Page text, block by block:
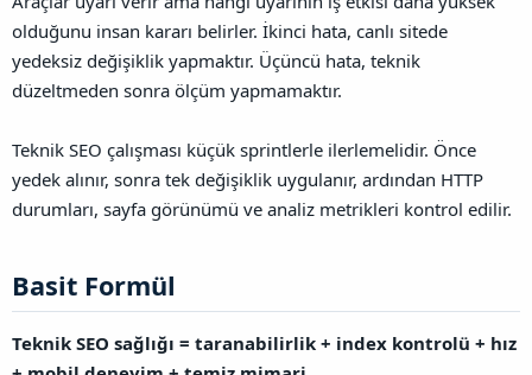
olduğunu insan kararı belirler. İkinci hata, canlı sitede
yedeksiz değişiklik yapmaktır. Üçüncü hata, teknik
düzeltmeden sonra ölçüm yapmamaktır.
Teknik SEO çalışması küçük sprintlerle ilerlemelidir. Önce
yedek alınır, sonra tek değişiklik uygulanır, ardından HTTP
durumları, sayfa görünümü ve analiz metrikleri kontrol edilir.
Basit Formül​
Teknik SEO sağlığı = taranabilirlik + index kontrolü + hız